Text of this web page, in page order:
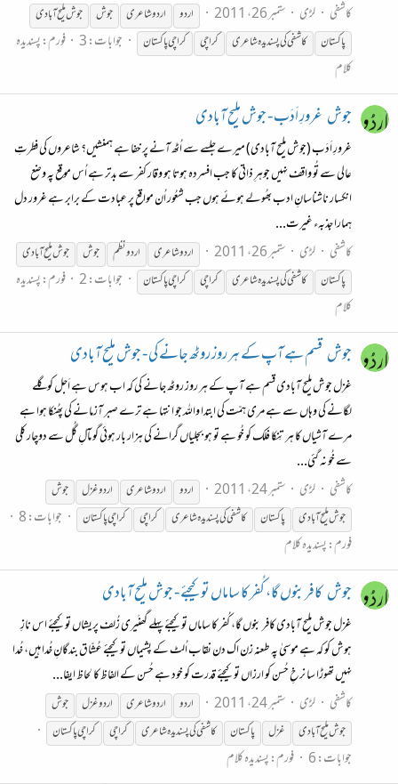
کاشفی
لڑی ستمبر 26، 2011 اردو اردو شاعری جوش جوشملیحآبادی
پاکستان
کاشفی کی پسندیدہ شاعری کراچی کراچی پاکستان جوابات: 3 فورم:پسندیدہ
کلام
جوش غرورِ اَدَب - جوش ملیح آبادی
غرورِ اَدَب (جوش ملیح آبادی) میرے جلسے سے اُٹھ آنے پر خفا ہے ہمنشیں؟ شاعروں کی فطرتِ
عالی سے تُو واقف نہیں جوہرِ ذاتی کا جب افسردہ ہوتا ہو وقار کفر سے بدتر ہے اُس موقع پہ وضع
انکسار ناشناسانِ ادب بھُولے ہوئے ہوں جب شعُور اُن مواقع پر عبادت کے برابر ہے غرور دل
ہمارا جذبہء غیرت...
کاشفی
لڑی ستمبر 26، 2011 اردو شاعری اردو نظم جوش جوشملیحآبادی
پاکستان
کاشفی کی پسندیدہ شاعری کراچی کراچی پاکستان جوابات: 2 فورم:پسندیدہ
کلام
جوش قسم ہے آپ کے ہر روز روٹھ جانے کی - جوش ملیح آبادی
غزل جوش ملیح آبادی قسم ہے آپ کے ہر روز روٹھ جانے کی کہ اب ہوس ہے اَجل کو گلے
لگانے کی وہاں سے ہے مری ہمّت کی ابتدا واللہ جو انتہا ہے ترے صبر آزمانے کی پھُنکا ہوا ہے
مرے آشیاں کا ہر تِنکا فلک کو خُو ہے تو ہو بجلیاں گرانے کی ہزار بار ہوئی گو مآلِ گُل سے دوچار کلی
سے خُو نہ گئی...
کاشفی
لڑی ستمبر 24، 2011 اردو اردو شاعری اردو غزل
جوش
جوشملیحآبادی پاکستان کاشفی کی پسندیدہ شاعری کراچی کراچی پاکستان
جوابات: 8
فورم:پسندیدہ کلام
جوشکافر بنوں گا، کُفر کا ساماں تو کیجئے - جوش ملیح آبادی
غزل جوش ملیح آبادی کافر بنوں گا، کُفر کا ساماں تو کیجئے پہلے گھنَیری زُلف پریشاں تو کیجئے اس نازِ
ہوش کو کہ ہے موسیٰ پہ طعنہ زن اک دن نقاب اُلٹ کے پشیماں تو کیجئے عُشّاق بندگانِ خُدا ہیں، خُدا
نہیں تھوڑا سا نرخِ حُسن کو ارزاں تو کیجئے قدرت کو خود ہے حُسن کے الفاظ کا لحاظ ایفا...
کاشفی
لڑی ستمبر 24، 2011 اردو اردو شاعری اردو غزل
جوش
جوشملیحآبادی غزل پاکستان کاشفی کی پسندیدہ شاعری کراچی کراچی پاکستان
جوابات: 6 فورم:پسندیدہ کلام